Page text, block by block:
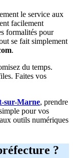
le service aux
facilement
formalités pour
se fait simplement
.
du temps.
Faites vos
sur-Marne, prendre
pour vos
outils numériques
?